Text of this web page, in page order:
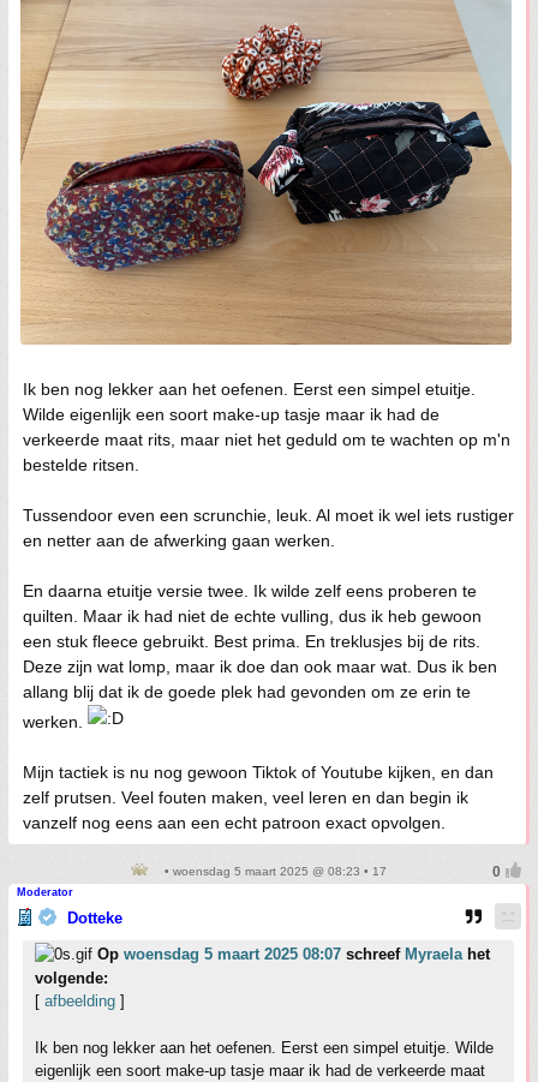
Ik ben nog lekker aan het oefenen. Eerst een simpel etuitje.
Wilde eigenlijk een soort make-up tasje maar ik had de
verkeerde maat rits, maar niet het geduld om te wachten op m'n
bestelde ritsen.
Tussendoor even een scrunchie, leuk. Al moet ik wel iets rustiger
en netter aan de afwerking gaan werken.
En daarna etuitje versie twee. Ik wilde zelf eens proberen te
quilten. Maar ik had niet de echte vulling, dus ik heb gewoon
een stuk fleece gebruikt. Best prima. En treklusjes bij de rits.
Deze zijn wat lomp, maar ik doe dan ook maar wat. Dus ik ben
allang blij dat ik de goede plek had gevonden om ze erin te
werken.
Mijn tactiek is nu nog gewoon Tiktok of Youtube kijken, en dan
zelf prutsen. Veel fouten maken, veel leren en dan begin ik
vanzelf nog eens aan een echt patroon exact opvolgen.
• woensdag 5 maart 2025 @ 08:23 • 17
Moderator
Dotteke
Op woensdag 5 maart 2025 08:07 schreef Myraela het
volgende:
[ afbeelding ]
Ik ben nog lekker aan het oefenen. Eerst een simpel etuitje. Wilde
eigenlijk een soort make-up tasje maar ik had de verkeerde maat